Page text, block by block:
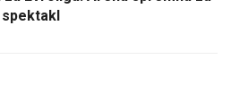
spektakl